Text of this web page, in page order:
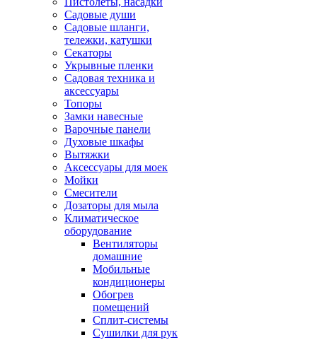
Садовые души
Садовые шланги,
тележки, катушки
Секаторы
Укрывные пленки
Садовая техника и
аксессуары
Топоры
Замки навесные
Варочные панели
Духовые шкафы
Вытяжки
Аксессуары для моек
Мойки
Смесители
Дозаторы для мыла
Климатическое
оборудование
Вентиляторы
домашние
Мобильные
кондиционеры
Обогрев
помещений
Сплит-системы
Сушилки для рук